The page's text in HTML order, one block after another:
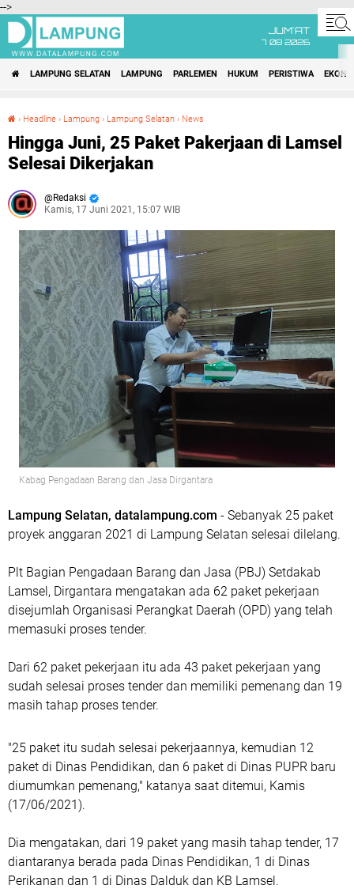
-->
JUM'AT
7 08 2026
LAMPUNG SELATAN LAMPUNG PARLEMEN HUKUM PERISTIWA
› Headline › Lampung › Lampung Selatan › News
Hingga Juni, 25 Paket Pakerjaan di Lamsel
Selesai Dikerjakan
Redaksi
Kamis, 17 Juni 2021, 15:07 WIB
Kabag Pengadaan Barang dan Jasa Dirgantara
Lampung Selatan, datalampung.com - Sebanyak 25 paket
proyek anggaran 2021 di Lampung Selatan selesai dilelang.
Plt Bagian Pengadaan Barang dan Jasa (PBJ) Setdakab
Lamsel, Dirgantara mengatakan ada 62 paket pekerjaan
disejumlah Organisasi Perangkat Daerah (OPD) yang telah
memasuki proses tender.
Dari 62 paket pekerjaan itu ada 43 paket pekerjaan yang
sudah selesai proses tender dan memiliki pemenang dan 19
masih tahap proses tender.
"25 paket itu sudah selesai pekerjaannya, kemudian 12
paket di Dinas Pendidikan, dan 6 paket di Dinas PUPR baru
diumumkan pemenang," katanya saat ditemui, Kamis
(17/06/2021).
Dia mengatakan, dari 19 paket yang masih tahap tender, 17
diantaranya berada pada Dinas Pendidikan, 1 di Dinas
Perikanan dan 1 di Dinas Dalduk dan KB Lamsel.